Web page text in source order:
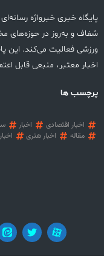
پایگاه خبری خبرواژه
شفاف و به‌روز در حوزه‌های
ورزشی فعالیت می‌کند. این
اخبار معتبر، منبعی قابل
پرچسب ها
اخبار اقتصادی اخبار
مقاله
اخبار هنری